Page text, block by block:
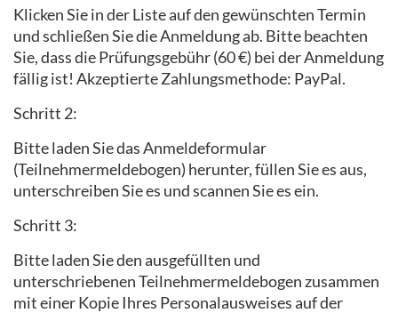
Klicken Sie in der Liste auf den gewünschten Termin
und schließen Sie die Anmeldung ab. Bitte beachten
Sie, dass die Prüfungsgebühr (60 €) bei der Anmeldung
fällig ist! Akzeptierte Zahlungsmethode: PayPal.
Schritt 2:
Bitte laden Sie das Anmeldeformular
(Teilnehmermeldebogen) herunter, füllen Sie es aus,
unterschreiben Sie es und scannen Sie es ein.
Schritt 3:
Bitte laden Sie den ausgefüllten und
unterschriebenen Teilnehmermeldebogen zusammen
mit einer Kopie Ihres Personalausweises auf der